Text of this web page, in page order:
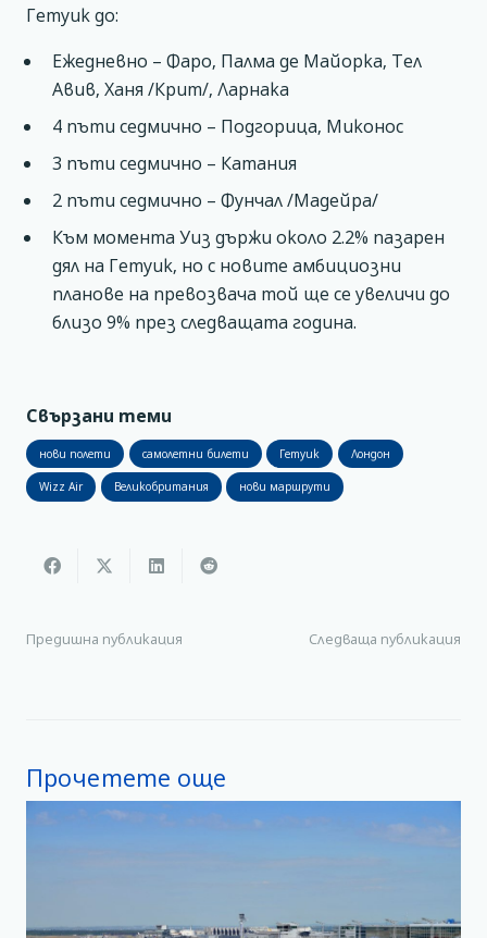
Гетуик до:
Ежедневно – Фаро, Палма де Майорка, Тел
Авив, Ханя /Крит/, Ларнака
4 пъти седмично – Подгорица, Миконос
3 пъти седмично – Катания
2 пъти седмично – Фунчал /Мадейра/
Към момента Уиз държи около 2.2% пазарен
дял на Гетуик, но с новите амбициозни
планове на превозвача той ще се увеличи до
близо 9% през следващата година.
Свързани теми
нови полети самолетни билети Гетуик Лондон
Wizz Air Великобритания нови маршрути
Предишна публикация Следваща публикация
Прочетете още